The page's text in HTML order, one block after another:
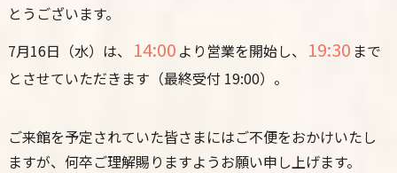
とうございます。
7月16日（水）は、 14:00 より営業を開始し、 19:30 まで
とさせていただきます（最終受付 19:00）。
ご来館を予定されていた皆さまにはご不便をおかけいたし
ますが、何卒ご理解賜りますようお願い申し上げます。